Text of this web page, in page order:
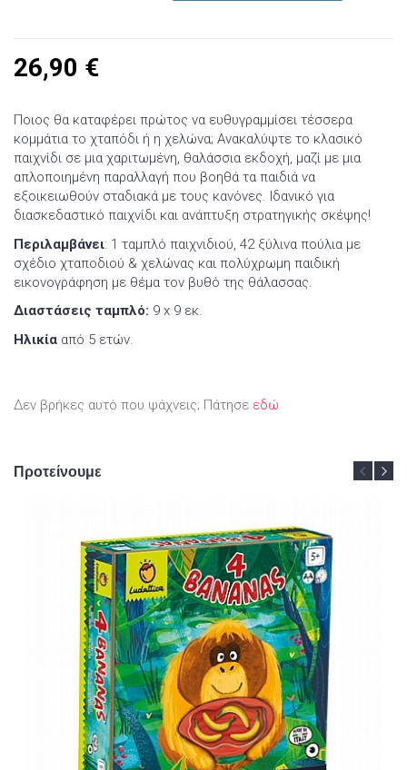
26,90 €
Ποιος θα καταφέρει πρώτος να ευθυγραμμίσει τέσσερα
κομμάτια το χταπόδι ή η χελώνα; Ανακαλύψτε το κλασικό
παιχνίδι σε μια χαριτωμένη, θαλάσσια εκδοχή, μαζί με μια
απλοποιημένη παραλλαγή που βοηθά τα παιδιά να
εξοικειωθούν σταδιακά με τους κανόνες. Ιδανικό για
διασκεδαστικό παιχνίδι και ανάπτυξη στρατηγικής σκέψης!
Περιλαμβάνει: 1 ταμπλό παιχνιδιού, 42 ξύλινα πούλια με
σχέδιο χταποδιού & χελώνας και πολύχρωμη παιδική
εικονογράφηση με θέμα τον βυθό της θάλασσας.
Διαστάσεις ταμπλό: 9 x 9 εκ.
Ηλικία από 5 ετών.
Δεν βρήκες αυτό που ψάχνεις; Πάτησε εδώ
Προτείνουμε